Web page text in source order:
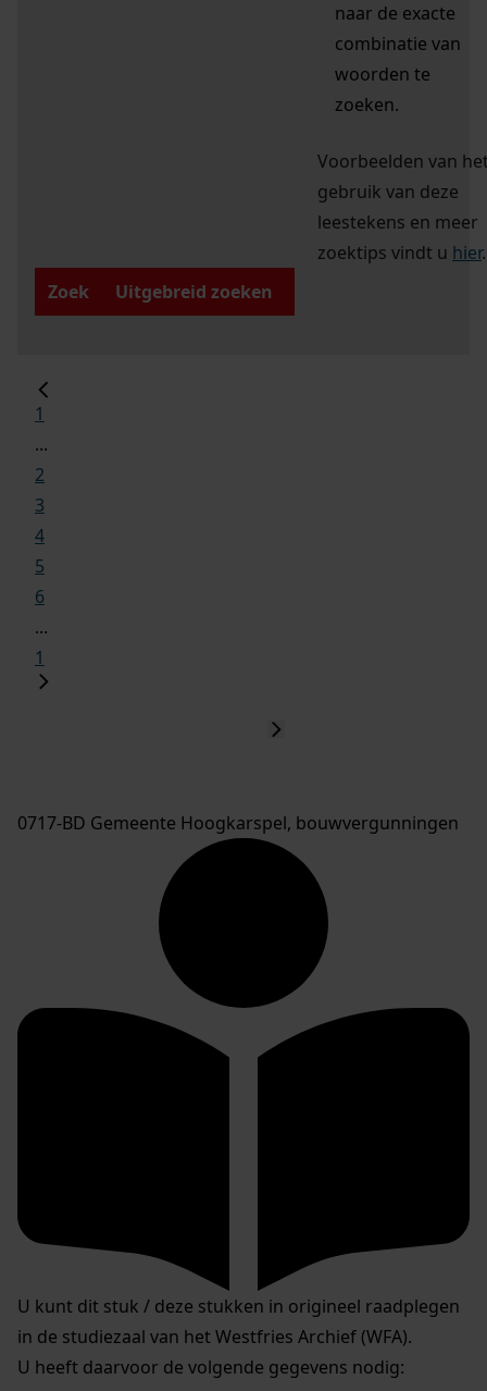
naar de exacte
combinatie van
woorden te
zoeken.
Voorbeelden van
gebruik van deze
leestekens en meer
zoektips vindt u hier.
Zoek
Uitgebreid zoeken
1
...
2
3
4
5
6
...
1
0717-BD Gemeente Hoogkarspel, bouwvergunningen
U kunt dit stuk / deze stukken in origineel raadplegen
in de studiezaal van het Westfries Archief (WFA).
U heeft daarvoor de volgende gegevens nodig: